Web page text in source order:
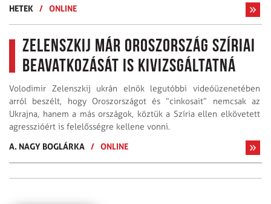
HETEK
/ ONLINE
Zelenszkij már Oroszország szíriai
beavatkozását is kivizsgáltatná
Volodimir Zelenszkij ukrán elnök legutóbbi videóüzenetében
arról beszélt, hogy Oroszországot és “cinkosait” nemcsak az
Ukrajna, hanem a más országok, köztük a Szíria ellen elkövetett
agresszióért is felelősségre kellene vonni.
A. NAGY BOGLÁRKA / ONLINE